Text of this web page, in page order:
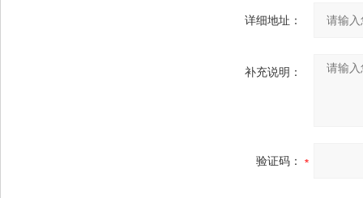
详细地址：
补充说明：
验证码：